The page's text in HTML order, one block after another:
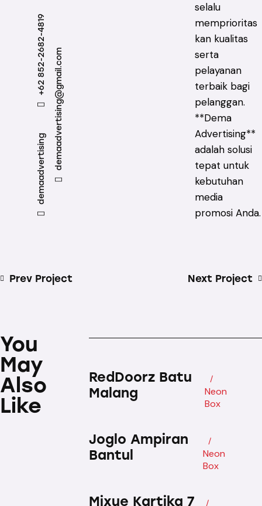
selalu
memprioritas
kan kualitas
serta
pelayanan
terbaik bagi
pelanggan.
**Dema
Advertising**
adalah solusi
tepat untuk
kebutuhan
media
promosi Anda.
Prev Project Next Project
You
May
Also
Like
Neon
Box
RedDoorz Batu
Malang
Neon
Box
Joglo Ampiran
Bantul
Mixue Kartika 7
demaadvertising
+62 852-2682-4819demaadvertising@gmail.com